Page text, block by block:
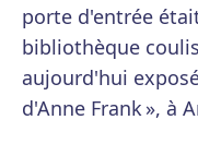
porte d'entrée
bibliothèque
aujourd'hui
d'Anne Frank », à